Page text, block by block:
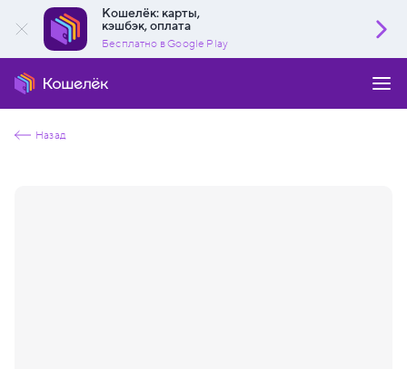
Кошелёк: карты,
кэшбэк, оплата
Бесплатно в Google Play
Назад